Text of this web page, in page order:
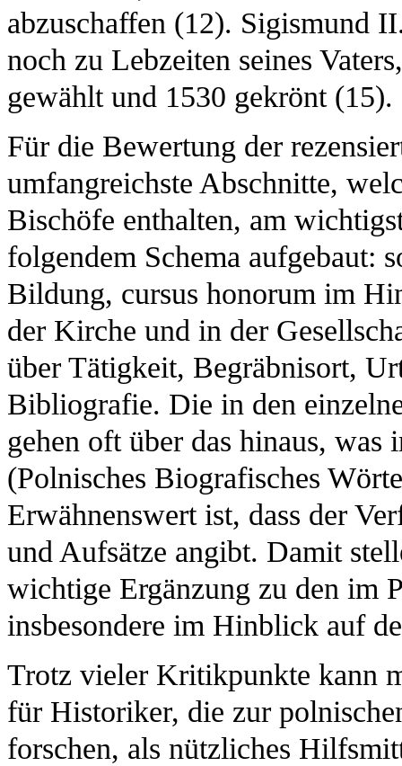
abzuschaffen (12). Sigismund
noch zu Lebzeiten seines
gewählt und 1530 gekrönt (15).
Für die Bewertung der
umfangreichste Abschnitte,
Bischöfe enthalten, am
folgendem Schema aufgebaut:
Bildung, cursus honorum im
der Kirche und in der
über Tätigkeit, Begräbnisort,
Bibliografie. Die in den
gehen oft über das hinaus,
(Polnisches Biografisches
Erwähnenswert ist, dass der
und Aufsätze angibt. Damit
wichtige Ergänzung zu den im
insbesondere im Hinblick auf
Trotz vieler Kritikpunkte kann
für Historiker, die zur
forschen, als nützliches